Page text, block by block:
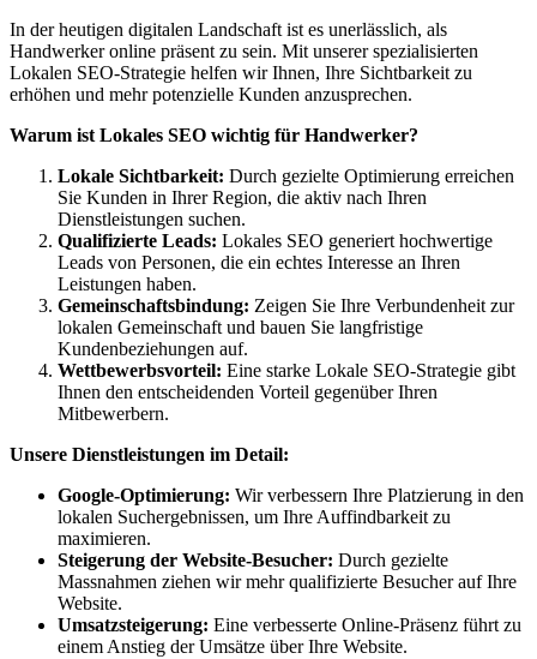
In der heutigen digitalen Landschaft ist es unerlässlich, als
Handwerker online präsent zu sein. Mit unserer spezialisierten
Lokalen SEO-Strategie helfen wir Ihnen, Ihre Sichtbarkeit zu
erhöhen und mehr potenzielle Kunden anzusprechen.
Warum ist Lokales SEO wichtig für Handwerker?
Lokale Sichtbarkeit: Durch gezielte Optimierung erreichen
Sie Kunden in Ihrer Region, die aktiv nach Ihren
Dienstleistungen suchen.
Qualifizierte Leads: Lokales SEO generiert hochwertige
Leads von Personen, die ein echtes Interesse an Ihren
Leistungen haben.
Gemeinschaftsbindung: Zeigen Sie Ihre Verbundenheit zur
lokalen Gemeinschaft und bauen Sie langfristige
Kundenbeziehungen auf.
Wettbewerbsvorteil: Eine starke Lokale SEO-Strategie gibt
Ihnen den entscheidenden Vorteil gegenüber Ihren
Mitbewerbern.
Unsere Dienstleistungen im Detail:
Google-Optimierung: Wir verbessern Ihre Platzierung in den
lokalen Suchergebnissen, um Ihre Auffindbarkeit zu
maximieren.
Steigerung der Website-Besucher: Durch gezielte
Massnahmen ziehen wir mehr qualifizierte Besucher auf Ihre
Website.
Umsatzsteigerung: Eine verbesserte Online-Präsenz führt zu
einem Anstieg der Umsätze über Ihre Website.